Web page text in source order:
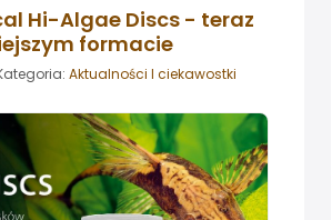
Hi-Algae Discs - teraz
formacie
Aktualności I ciekawostki